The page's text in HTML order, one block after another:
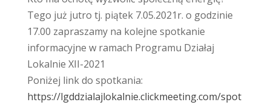
Tego już jutro tj. piątek 7.05.2021r. o godzinie
17.00 zapraszamy na kolejne spotkanie
informacyjne w ramach Programu Działaj
Lokalnie XII-2021
Poniżej link do spotkania:
https://lgddzialajlokalnie.clickmeeting.com/spot